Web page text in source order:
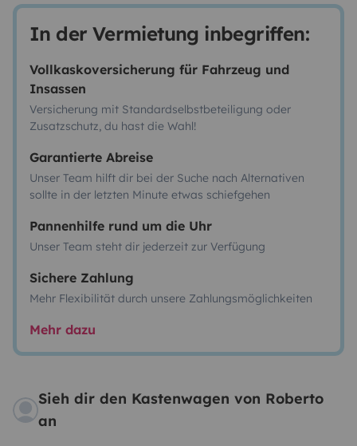
In der Vermietung inbegriffen:
Vollkaskoversicherung für Fahrzeug und
Insassen
Versicherung mit Standardselbstbeteiligung oder
Zusatzschutz, du hast die Wahl!
Garantierte Abreise
Unser Team hilft dir bei der Suche nach Alternativen
sollte in der letzten Minute etwas schiefgehen
Pannenhilfe rund um die Uhr
Unser Team steht dir jederzeit zur Verfügung
Sichere Zahlung
Mehr Flexibilität durch unsere Zahlungsmöglichkeiten
Mehr dazu
Sieh dir den Kastenwagen von Roberto
an